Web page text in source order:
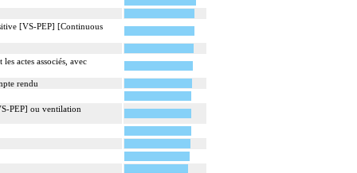
[VS-PEP] [Continuous
actes associés, avec
rendu
PEP] ou ventilation